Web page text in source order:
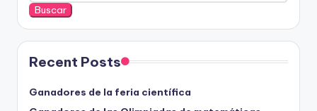
Buscar
Recent Posts
Ganadores de la feria científica